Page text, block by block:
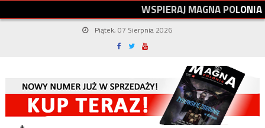
WSPIERAJMAGNAPOLONIA
Piątek, 07 Sierpnia 2026